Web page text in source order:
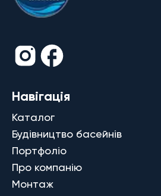
Навігація
Каталог
Будівництво басейнів
Портфоліо
Про компанію
Монтаж